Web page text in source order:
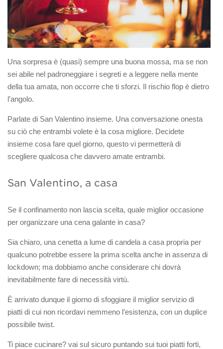
Una sorpresa è (quasi) sempre una buona mossa, ma se non
sei abile nel padroneggiare i segreti e a leggere nella mente
della tua amata, non occorre che ti sforzi. Il rischio flop è dietro
l’angolo.
Parlate di San Valentino insieme. Una conversazione onesta
su ciò che entrambi volete è la cosa migliore. Decidete
insieme cosa fare quel giorno, questo vi permetterà di
scegliere qualcosa che davvero amate entrambi.
San Valentino, a casa
Se il confinamento non lascia scelta, quale miglior occasione
per organizzare una cena galante in casa?
Sia chiaro, una cenetta a lume di candela a casa propria per
qualcuno potrebbe essere la prima scelta anche in assenza di
lockdown; ma dobbiamo anche considerare chi dovrà
inevitabilmente fare di necessità virtù.
È arrivato dunque il giorno di sfoggiare il miglior servizio di
piatti di cui non ricordavi nemmeno l’esistenza, con un duplice
possibile twist.
Ti piace cucinare? vai sul sicuro puntando sui tuoi piatti forti,